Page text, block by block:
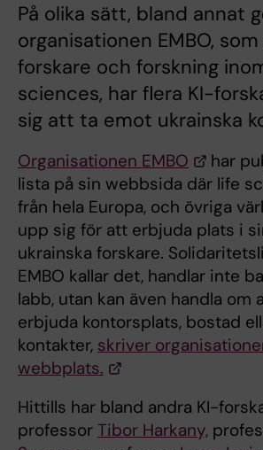
På olika sätt, bland annat
organisationen EMBO,
forskare och forskning
sciences, har flera KI-
sig att ta emot ukrainska
Organisationen EMBO
har
lista på sin webbsida där life
från hela Europa, och övriga
upp sig för att erbjuda plats i
ukrainska forskare.
EMBO kallar det, handlar inte
labb, utan kan även handla om
erbjuda kontorsplats, bostad
kontakter, skriver
webbplats.
Hittills har bland andra KI-
professor Tibor Harkany,